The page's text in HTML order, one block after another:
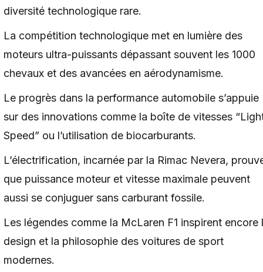
diversité technologique rare.
La compétition technologique met en lumière des
moteurs ultra-puissants dépassant souvent les 1000
chevaux et des avancées en aérodynamisme.
Le progrès dans la performance automobile s’appuie
sur des innovations comme la boîte de vitesses
Speed” ou l’utilisation de biocarburants.
L’électrification, incarnée par la Rimac Nevera,
que puissance moteur et vitesse maximale peuvent
aussi se conjuguer sans carburant fossile.
Les légendes comme la McLaren F1 inspirent encore
design et la philosophie des voitures de sport
modernes.